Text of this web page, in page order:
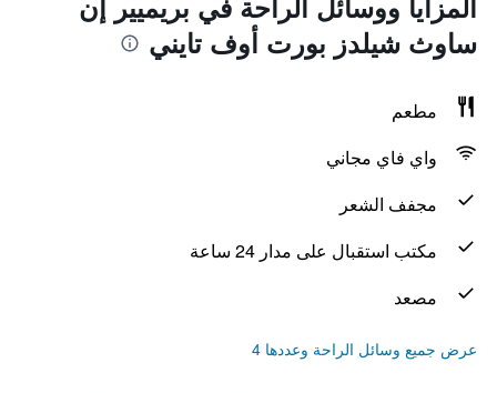
ساوث شيلدز بورت أوف تايني
مطعم
واي فاي مجاني
مجفف الشعر
مكتب استقبال على مدار 24 ساعة
مصعد
عرض جميع وسائل الراحة وعددها 4